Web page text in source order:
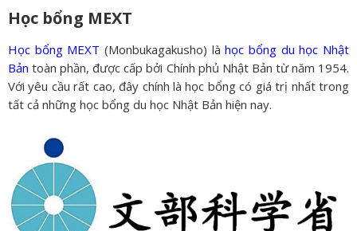
Học bổng MEXT
Học bổng MEXT (Monbukagakusho) làhọc bổng du học Nhật
Bản toàn phần, được cấp bởi Chính phủ Nhật Bản từ năm 1954.
Với yêu cầu rất cao, đây chính là học bổng có giá trị nhất trong
tất cả những học bổng du học Nhật Bản hiện nay.